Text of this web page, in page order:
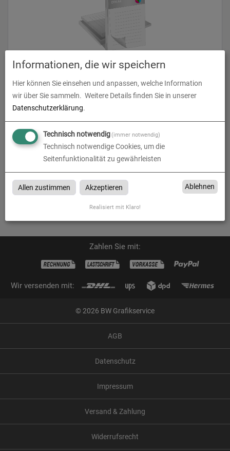
zum Artikel
Blöcke ohne Deckblatt Klassiker DIN A4
beidseitig bedruckt
Blöcke ohne Deckblatt Klassiker DIN A4 beidseitig bedruckt bei
B&W Grafikservice in Hannover
Zahlen Sie mit:
Wir versenden mit:
© 2026 BW Grafikservice
AGB
Datenschutz
Impressum
Versand & Zahlung
Widerrufsrecht
Informationen, die wir speichern
Hier können Sie einsehen und anpassen, welche Information
wir über Sie sammeln. Weitere Details finden Sie in unserer
Datenschutzerklärung.
Technisch notwendig(immer notwendig)
Technisch notwendige Cookies, um die
Seitenfunktionalität zu gewährleisten
Allen zustimmen Akzeptieren Ablehnen
Realisiert mit Klaro!